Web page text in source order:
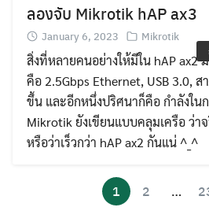
ลองจับ Mikrotik hAP ax3
January 6, 2023 Mikrotik
สิ่งที่หลายคนอย่างให้มีใน hAP ax2
คือ 2.5Gbps Ethernet, USB 3.0, ส
ขึ้น และอีกหนึ่งปริศนาก็คือ กำลังใน
Mikrotik ยังเขียนแบบคลุมเครือ ว่า
หรือว่าเร็วกว่า hAP ax2 กันแน่ ^_^
1 2 …